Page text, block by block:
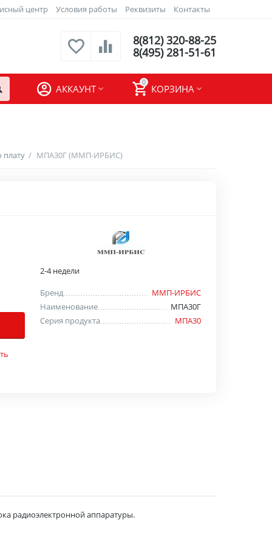
центр Условия работы Реквизиты Контакты
8(812) 320-88-25
8(495) 281-51-61
0
КОРЗИНА
АККАУНТ
плату / МПА30Г (ММП-ИРБИС)
2-4 недели
Бренд
ММП-ИРБИС
Наименование
МПА30Г
Серия продукта
МПА30
радиоэлектронной аппаратуры.